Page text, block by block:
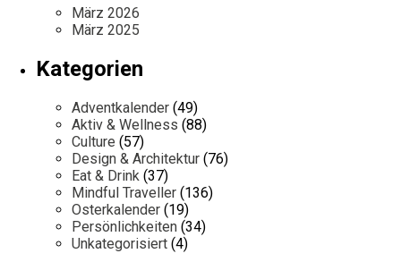
März 2026
März 2025
Kategorien
Adventkalender (49)
Aktiv & Wellness (88)
Culture (57)
Design & Architektur (76)
Eat & Drink (37)
Mindful Traveller (136)
Osterkalender (19)
Persönlichkeiten (34)
Unkategorisiert (4)